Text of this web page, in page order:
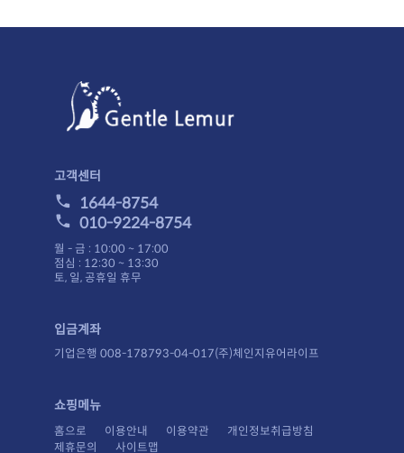
고객센터
1644-8754
010-9224-8754
월 - 금 : 10:00 ~ 17:00
점심 : 12:30 ~ 13:30
토, 일, 공휴일 휴무
입금계좌
기업은행 008-178793-04-017(주)체인지유어라이프
쇼핑메뉴
홈으로 이용안내 이용약관
개인정보취급방침
제휴문의
사이트맵